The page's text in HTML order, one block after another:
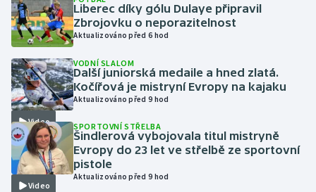
Gymnastika
Házená
Jezdectví
Judo
Krasobruslení
Lezení
Liberec díky gólu Dulaye připravil
Zbrojovku o neporazitelnost
Aktualizováno před 6 hod
Video
VODNÍ SLALOM
Další juniorská medaile a hned zlatá.
Kočířová je mistryní Evropy na kajaku
Aktualizováno před 9 hod
Video
SPORTOVNÍ STŘELBA
Šindlerová vybojovala titul mistryně
Evropy do 23 let ve střelbě ze sportovní
pistole
Aktualizováno před 9 hod